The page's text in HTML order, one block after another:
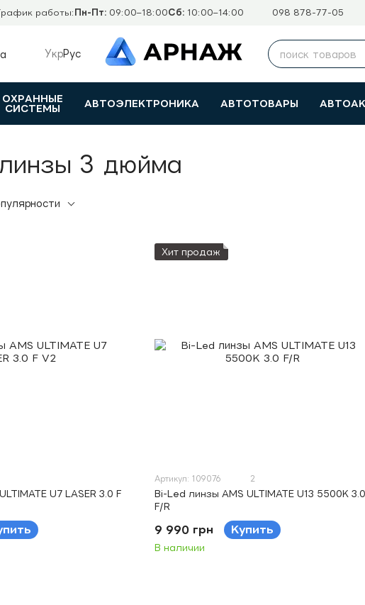
работы: Пн-Пт:09:00–18:00Сб:10:00–14:00 098 878-77-05
УкрРус
ОХРАННЫЕ
СИСТЕМЫ
АВТОЭЛЕКТРОНИКА АВТОТОВАРЫ
3 дюйма
U7 LASER 3.0 F
Хит продаж
Артикул: 109076 2
Bi-Led линзы AMS ULTIMATE U13 5500K 3.0
F/R
9 990 грн Купить
В наличии